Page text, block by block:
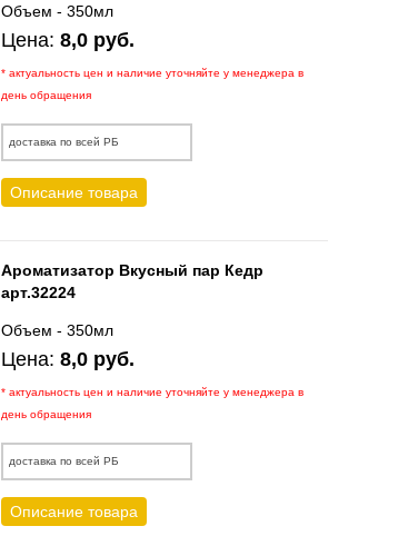
Объем - 350мл
Цена: 8,0 руб.
* актуальность цен и наличие уточняйте у менеджера в
день обращения
доставка по всей РБ
Описание товара
Ароматизатор Вкусный пар Кедр
арт.32224
Объем - 350мл
Цена: 8,0 руб.
* актуальность цен и наличие уточняйте у менеджера в
день обращения
доставка по всей РБ
Описание товара